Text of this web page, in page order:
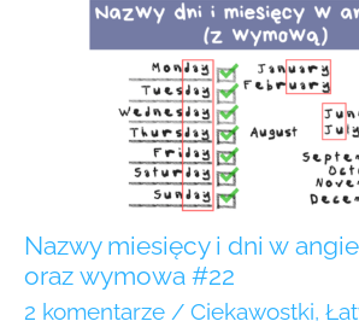
Nazwy miesięcy i dni w
oraz wymowa #22
2 komentarze / Ciekawostki,
miesięcy
w angielskim
oraz wymowa